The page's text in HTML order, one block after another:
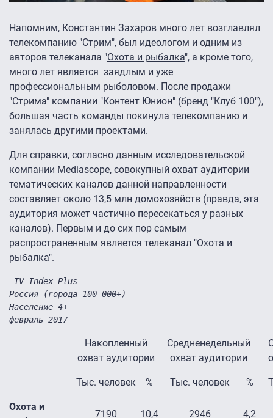
Напомним, Константин Захаров много лет возглавлял
телекомпанию "Стрим", был идеологом и одним из
авторов телеканала "Охота и рыбалка", а кроме того,
много лет является заядлым и уже
профессиональным рыболовом. После продажи
"Стрима" компании "Контент Юнион" (бренд "Клуб 100"),
большая часть команды покинула телекомпанию и
занялась другими проектами.
Для справки, согласно данным исследовательской
компании Mediascope, совокупный охват аудитории
тематических каналов данной направленности
составляет около 13,5 млн домохозяйств (правда, эта
аудитория может частично пересекаться у разных
каналов). Первым и до сих пор самым
распространенным является телеканал "Охота и
рыбалка".
февраль 2017
Накопленный
охват аудитории
Средненедельный
охват аудитории
Тыс. человек % Тыс. человек %
Охота и
7190 10,4 2946 4,2